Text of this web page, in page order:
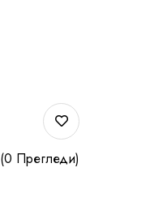
(0 Прегледи)